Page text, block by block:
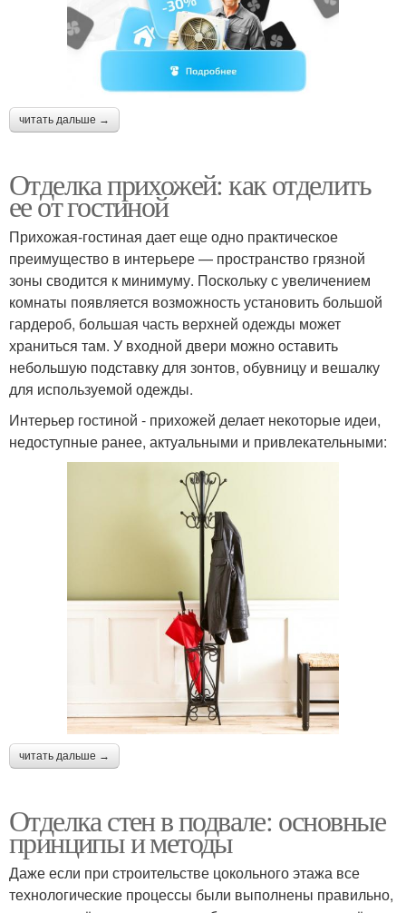
читать дальше →
Отделка прихожей: как отделить
ее от гостиной
Прихожая-гостиная дает еще одно практическое
преимущество в интерьере — пространство грязной
зоны сводится к минимуму. Поскольку с увеличением
комнаты появляется возможность установить большой
гардероб, большая часть верхней одежды может
храниться там. У входной двери можно оставить
небольшую подставку для зонтов, обувницу и вешалку
для используемой одежды.
Интерьер гостиной - прихожей делает некоторые идеи,
недоступные ранее, актуальными и привлекательными:
читать дальше →
Отделка стен в подвале: основные
принципы и методы
Даже если при строительстве цокольного этажа все
технологические процессы были выполнены правильно,